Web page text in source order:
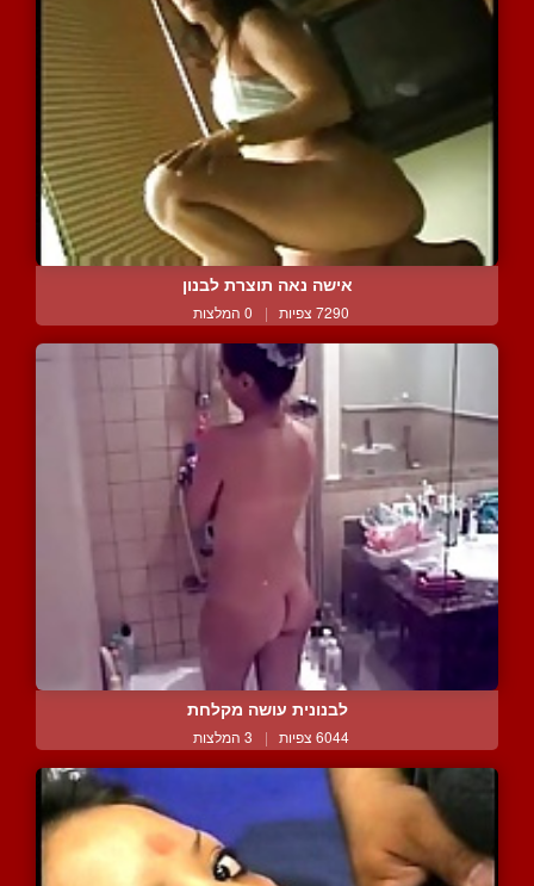
אישה נאה תוצרת לבנון
7290 צפיות | 0 המלצות
לבנונית עושה מקלחת
6044 צפיות | 3 המלצות